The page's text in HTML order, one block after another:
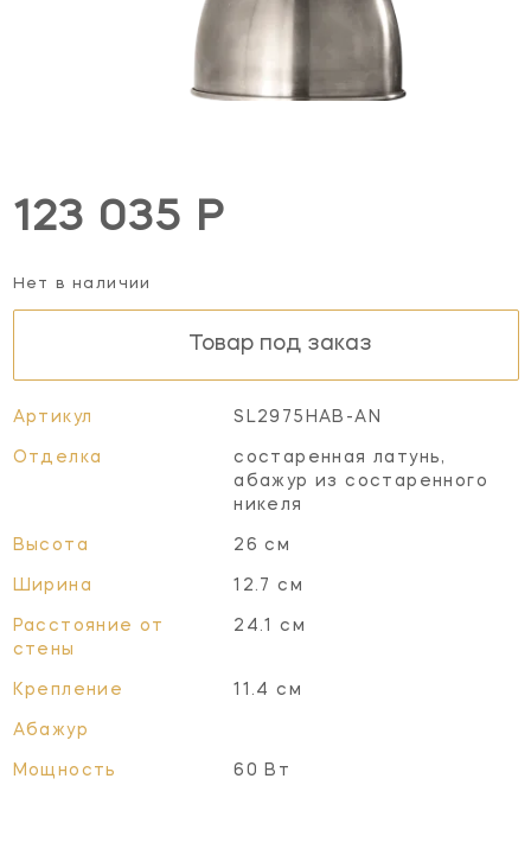
123 035 Р
Нет в наличии
Товар под заказ
Артикул SL2975HAB-AN
Отделка
состаренная латунь,
абажур из состаренного
никеля
Высота 26 см
Ширина 12.7 см
Расстояние от
стены
24.1 см
Крепление 11.4 см
Абажур
Мощность 60 Вт